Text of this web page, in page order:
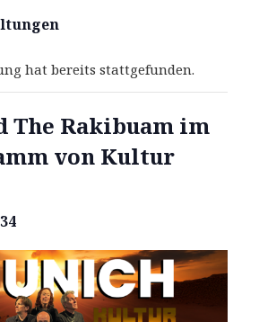
hat bereits stattgefunden.
The Rakibuam im
von Kultur